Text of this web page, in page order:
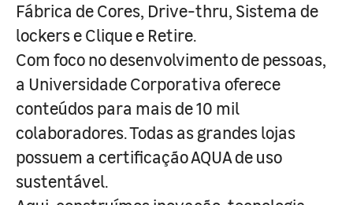
Fábrica de Cores, Drive-thru, Sistema de
lockers e Clique e Retire.
Com foco no desenvolvimento de pessoas,
a Universidade Corporativa oferece
conteúdos para mais de 10 mil
colaboradores. Todas as grandes lojas
possuem a certificação AQUA de uso
sustentável.